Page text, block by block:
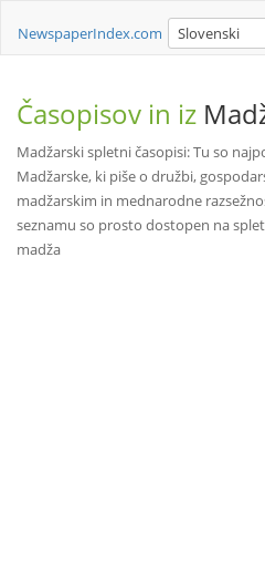
NewspaperIndex.com Slovenski
Časopisov in iz
Madžarski spletni časopisi: Tu so
Madžarske, ki piše o družbi,
madžarskim in mednarodne
seznamu so prosto dostopen na
madža